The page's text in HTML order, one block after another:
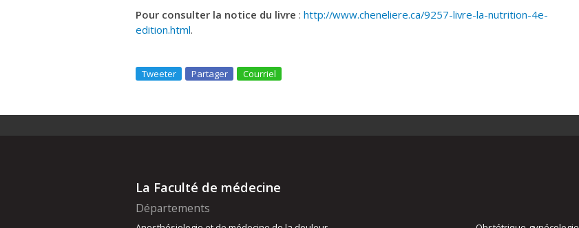
Pour consulter la notice du livre : http://www.cheneliere.ca/9257-livre-la-nutrition-4e-
edition.html.
Tweeter Partager Courriel
La Faculté de médecine
Départements